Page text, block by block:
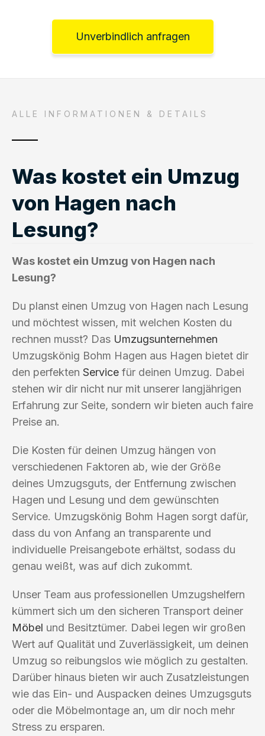
Unverbindlich anfragen
ALLE INFORMATIONEN & DETAILS
Was kostet ein Umzug
von Hagen nach
Lesung?
Was kostet ein Umzug von Hagen nach
Lesung?
Du planst einen Umzug von Hagen nach Lesung
und möchtest wissen, mit welchen Kosten du
rechnen musst? Das Umzugsunternehmen
Umzugskönig Bohm Hagen aus Hagen bietet dir
den perfekten Service für deinen Umzug. Dabei
stehen wir dir nicht nur mit unserer langjährigen
Erfahrung zur Seite, sondern wir bieten auch faire
Preise an.
Die Kosten für deinen Umzug hängen von
verschiedenen Faktoren ab, wie der Größe
deines Umzugsguts, der Entfernung zwischen
Hagen und Lesung und dem gewünschten
Service. Umzugskönig Bohm Hagen sorgt dafür,
dass du von Anfang an transparente und
individuelle Preisangebote erhältst, sodass du
genau weißt, was auf dich zukommt.
Unser Team aus professionellen Umzugshelfern
kümmert sich um den sicheren Transport deiner
Möbel und Besitztümer. Dabei legen wir großen
Wert auf Qualität und Zuverlässigkeit, um deinen
Umzug so reibungslos wie möglich zu gestalten.
Darüber hinaus bieten wir auch Zusatzleistungen
wie das Ein- und Auspacken deines Umzugsguts
oder die Möbelmontage an, um dir noch mehr
Stress zu ersparen.